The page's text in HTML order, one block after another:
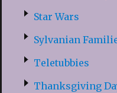
Star Wars
Sylvanian
Teletubbies
Thanksgiving